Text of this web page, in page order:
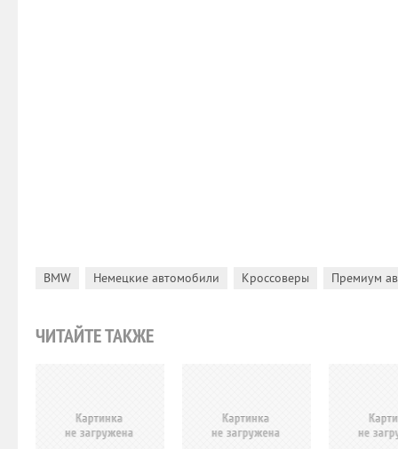
BMW Немецкие автомобили Кроссоверы Премиум
ЧИТАЙТЕ ТАКЖЕ